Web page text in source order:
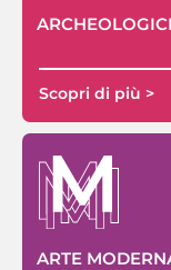
ARCHEOLOGICI
Scopri di più >
ARTE